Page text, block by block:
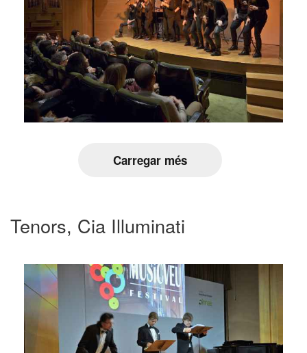
Carregar més
Tenors, Cia Illuminati